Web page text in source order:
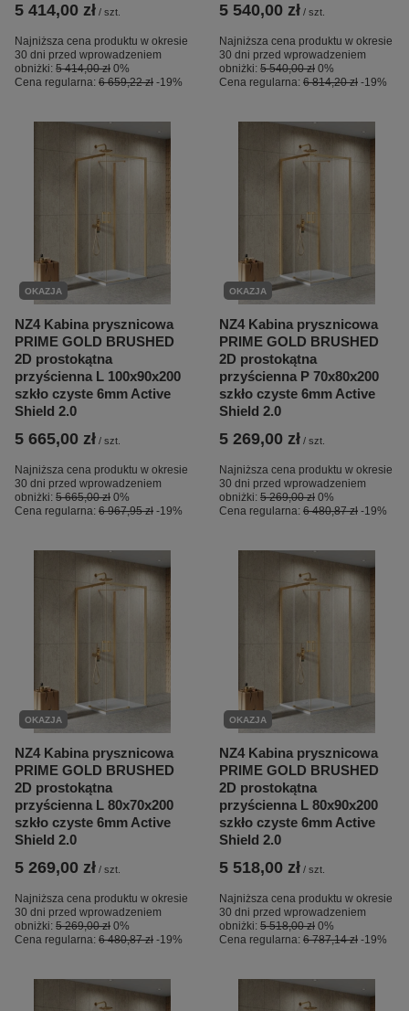
5 414,00 zł / szt.
Najniższa cena produktu w okresie
30 dni przed wprowadzeniem
obniżki: 5 414,00 zł 0%
Cena regularna: 6 659,22 zł -19%
5 540,00 zł / szt.
Najniższa cena produktu w okresie
30 dni przed wprowadzeniem
obniżki: 5 540,00 zł 0%
Cena regularna: 6 814,20 zł -19%
OKAZJA
NZ4 Kabina prysznicowa
PRIME GOLD BRUSHED
2D prostokątna
przyścienna L 100x90x200
szkło czyste 6mm Active
Shield 2.0
5 665,00 zł / szt.
Najniższa cena produktu w okresie
30 dni przed wprowadzeniem
obniżki: 5 665,00 zł 0%
Cena regularna: 6 967,95 zł -19%
OKAZJA
NZ4 Kabina prysznicowa
PRIME GOLD BRUSHED
2D prostokątna
przyścienna P 70x80x200
szkło czyste 6mm Active
Shield 2.0
5 269,00 zł / szt.
Najniższa cena produktu w okresie
30 dni przed wprowadzeniem
obniżki: 5 269,00 zł 0%
Cena regularna: 6 480,87 zł -19%
OKAZJA
NZ4 Kabina prysznicowa
PRIME GOLD BRUSHED
2D prostokątna
przyścienna L 80x70x200
szkło czyste 6mm Active
Shield 2.0
5 269,00 zł / szt.
Najniższa cena produktu w okresie
30 dni przed wprowadzeniem
obniżki: 5 269,00 zł 0%
Cena regularna: 6 480,87 zł -19%
OKAZJA
NZ4 Kabina prysznicowa
PRIME GOLD BRUSHED
2D prostokątna
przyścienna L 80x90x200
szkło czyste 6mm Active
Shield 2.0
5 518,00 zł / szt.
Najniższa cena produktu w okresie
30 dni przed wprowadzeniem
obniżki: 5 518,00 zł 0%
Cena regularna: 6 787,14 zł -19%